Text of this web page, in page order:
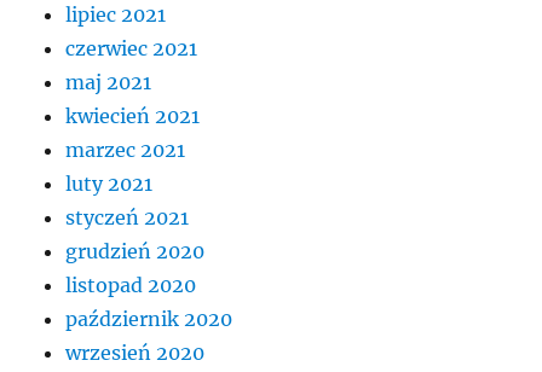
lipiec 2021
czerwiec 2021
maj 2021
kwiecień 2021
marzec 2021
luty 2021
styczeń 2021
grudzień 2020
listopad 2020
październik 2020
wrzesień 2020